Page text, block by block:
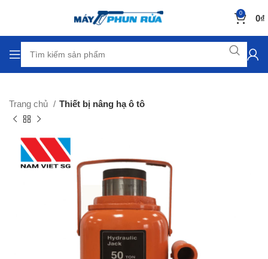
0 0₫
Trang chủ Thiết bị nâng hạ ô tô